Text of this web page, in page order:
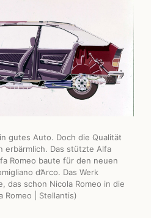
gutes Auto. Doch die Qualität
erbärmlich. Das stützte Alfa
Romeo baute für den neuen
d’Arco. Das Werk
das schon Nicola Romeo in die
Romeo | Stellantis)